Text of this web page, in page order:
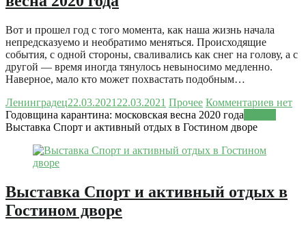
Вот и прошел год с того момента, как наша жизнь начала
непредсказуемо и необратимо меняться. Происходящие
события, с одной стороны, сваливались как снег на голову, а с
другой — время иногда тянулось невыносимо медленно.
Наверное, мало кто может похвастать подобным…
Ленинградец22.03.2021 22.03.2021 Прочее Комментариев нет
Годовщина карантина: московская весна 2020 года
Выставка Спорт и активный отдых в Гостином дворе
Выставка Спорт и активный отдых в
Гостином дворе